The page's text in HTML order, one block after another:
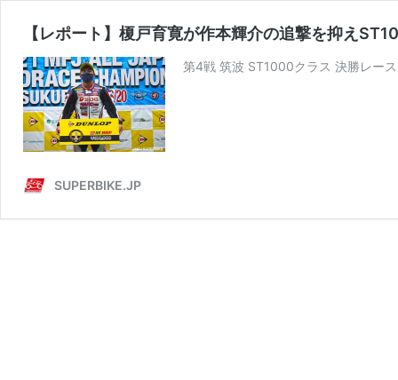
【レポート】榎戸育寛が作本輝介の追撃を抑え
第4戦 筑波 ST1000クラス 決勝レー
SUPERBIKE.JP